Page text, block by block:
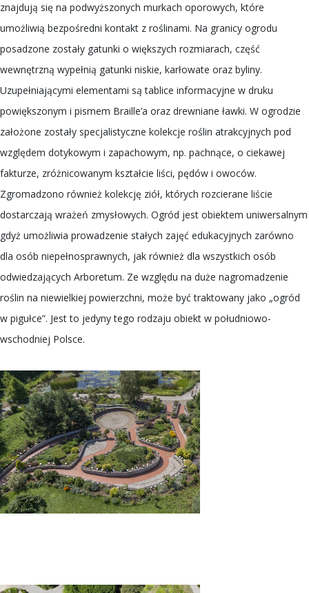
znajdują się na podwyższonych murkach oporowych, które
umożliwią bezpośredni kontakt z roślinami. Na granicy ogrodu
posadzone zostały gatunki o większych rozmiarach, część
wewnętrzną wypełnią gatunki niskie, karłowate oraz byliny.
Uzupełniającymi elementami są tablice informacyjne w druku
powiększonym i pismem Braille’a oraz drewniane ławki. W ogrodzie
założone zostały specjalistyczne kolekcje roślin atrakcyjnych pod
względem dotykowym i zapachowym, np. pachnące, o ciekawej
fakturze, zróżnicowanym kształcie liści, pędów i owoców.
Zgromadzono również kolekcję ziół, których rozcierane liście
dostarczają wrażeń zmysłowych. Ogród jest obiektem uniwersalnym
gdyż umożliwia prowadzenie stałych zajęć edukacyjnych zarówno
dla osób niepełnosprawnych, jak również dla wszystkich osób
odwiedzających Arboretum. Ze względu na duże nagromadzenie
roślin na niewielkiej powierzchni, może być traktowany jako „ogród
w pigułce”. Jest to jedyny tego rodzaju obiekt w południowo-
wschodniej Polsce.